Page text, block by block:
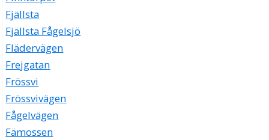
Fjällsta
Fjällsta Fågelsjö
Flädervägen
Frejgatan
Frössvi
Frössvivägen
Fågelvägen
Fämossen